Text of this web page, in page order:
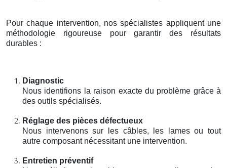
Pour chaque intervention, nos spécialistes appliquent une
méthodologie rigoureuse pour garantir des résultats
durables :
Diagnostic
Nous identifions la raison exacte du problème grâce à
des outils spécialisés.
Réglage des pièces défectueux
Nous intervenons sur les câbles, les lames ou tout
autre composant nécessitant une intervention.
Entretien préventif